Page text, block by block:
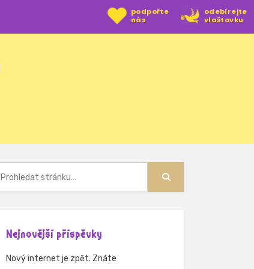
podpořte
nás
odebírejte
vlaštovku
Nejnovější příspěvky
Nový internet je zpět. Znáte